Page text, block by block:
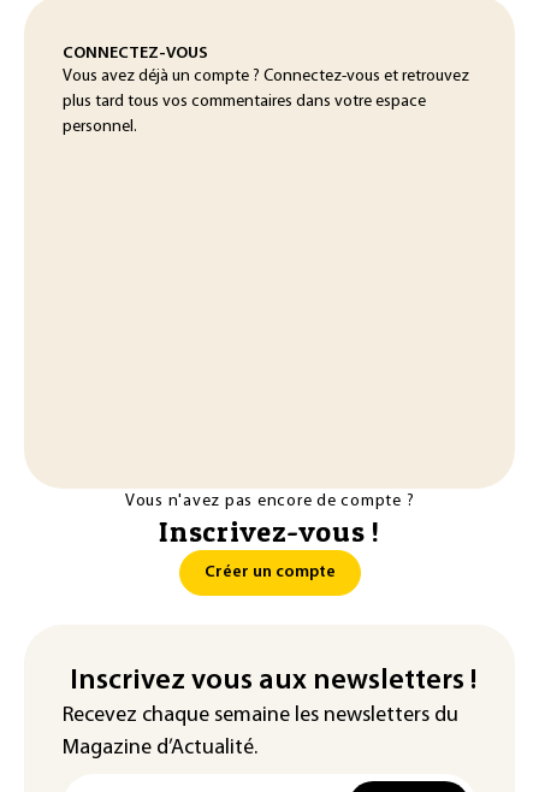
CONNECTEZ-VOUS
Vous avez déjà un compte ? Connectez-vous et retrouvez
plus tard tous vos commentaires dans votre espace
personnel.
Vous n'avez pas encore de compte ?
Inscrivez-vous !
Créer un compte
Inscrivez vous aux newsletters !
Recevez chaque semaine les newsletters du
Magazine d’Actualité.